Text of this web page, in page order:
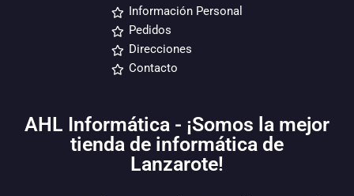
Información Personal
Pedidos
Direcciones
Contacto
AHL Informática - ¡Somos la mejor
tienda de informática de
Lanzarote!